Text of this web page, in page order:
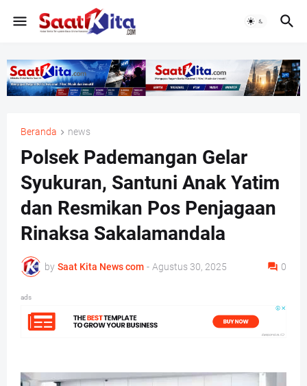
Beranda news
Polsek Pademangan Gelar
Syukuran, Santuni Anak Yatim
dan Resmikan Pos Penjagaan
Rinaksa Sakalamandala
by Saat Kita News com - Agustus 30, 2025 0
ads